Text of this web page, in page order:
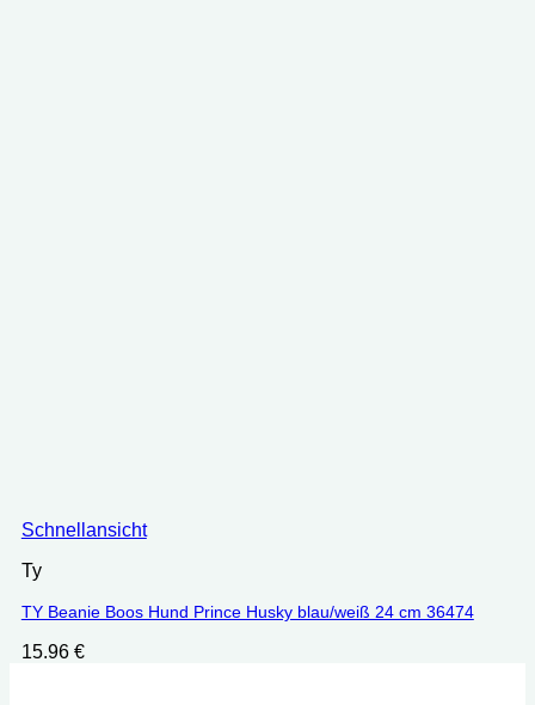
Schnellansicht
Ty
TY Beanie Boos Hund Prince Husky blau/weiß 24 cm 36474
15.96 €